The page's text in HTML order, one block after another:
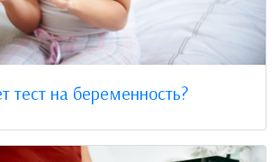
тест на беременность?